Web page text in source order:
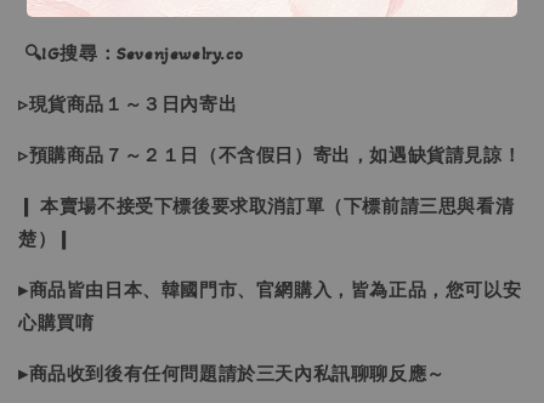
🔍IG搜尋：Sevenjewelry.co
▹現貨商品１～３日內寄出
▹預購商品７～２１日（不含假日）寄出，如遇缺貨請見諒！
❙ 本賣場不接受下標後要求取消訂單（下標前請三思與看清
楚）❙
▸商品皆由日本、韓國門市、官網購入，皆為正品，您可以安
心購買唷
▸商品收到後有任何問題請於三天內私訊聊聊反應～